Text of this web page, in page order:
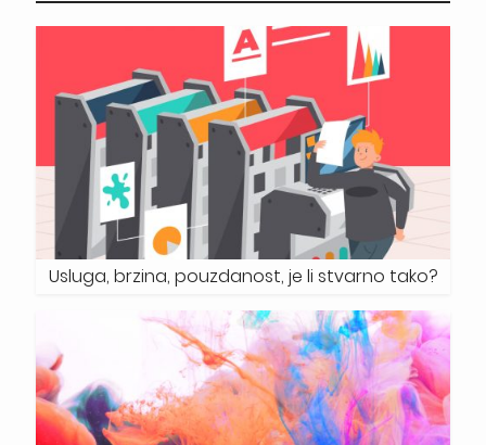
Usluga, brzina, pouzdanost, je li stvarno tako?